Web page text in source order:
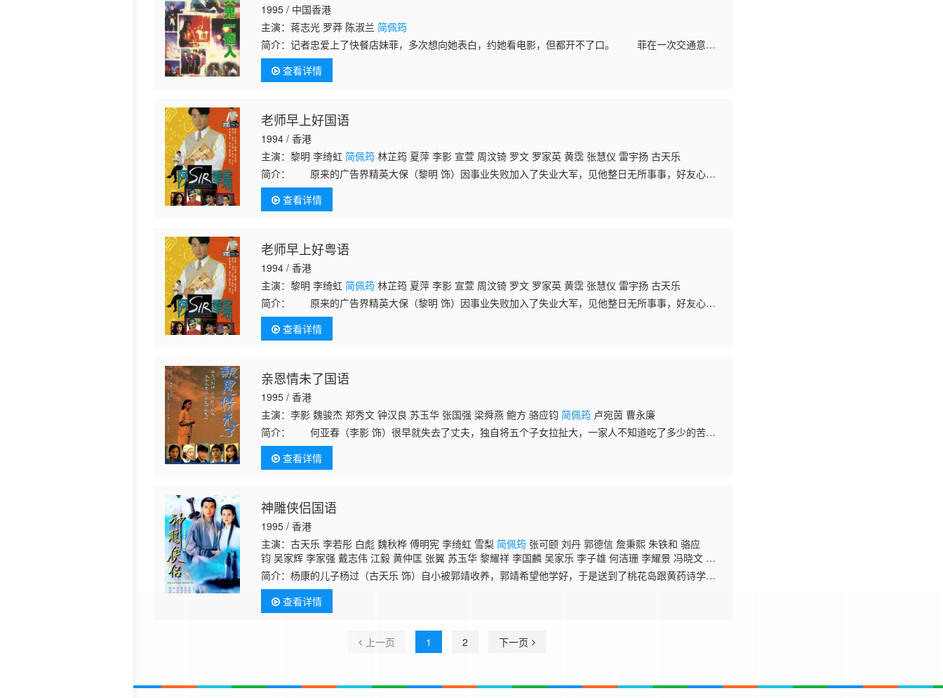
1995 / 中国香港
主演：蒋志光 罗莽 陈淑兰简佩筠
简介：记者忠爱上了快餐店妹菲，多次想向她表白，约她看电影，但都开不了口。 菲在一次交通意外
中死亡，与她一起死的尚有驾的士的前黑社会大哥丧，及刚失恋的wet妹芝。 忠将拍到他们三人死亡的
照片，将之
查看详情
老师早上好国语
1994 / 香港
主演：黎明 李绮虹简佩筠 林芷筠 夏萍 李影 宣萱 周汶锜 罗文 罗家英 黄霑 张慧仪 雷宇扬 古天乐
简介：
原来的广告界精英大保（黎明 饰）因事业失败加入了失业大军，见他整日无所事事，好友心怡
（宣萱 饰）介绍他到一所中学担任代课老师。想想反正闲来无事，大保爽快答应了。学校里青春烂漫的学
生勾起了大保的青春
查看详情
老师早上好粤语
1994 / 香港
主演：黎明 李绮虹简佩筠 林芷筠 夏萍 李影 宣萱 周汶锜 罗文 罗家英 黄霑 张慧仪 雷宇扬 古天乐
简介：
原来的广告界精英大保（黎明 饰）因事业失败加入了失业大军，见他整日无所事事，好友心怡
（宣萱 饰）介绍他到一所中学担任代课老师。想想反正闲来无事，大保爽快答应了。学校里青春烂漫的学
生勾起了大保的青春
查看详情
亲恩情未了国语
1995 / 香港
主演：李影 魏骏杰 郑秀文 钟汉良 苏玉华 张国强 梁舜燕 鲍方 骆应钧简佩筠 卢宛茵 曹永廉
简介：
何亚春（李影 饰）很早就失去了丈夫，独自将五个子女拉扯大，一家人不知道吃了多少的苦
头，受了多少的委屈。拮据的经济迫使何亚春在牌馆出千，被抓后逃亡菲律宾，之后又遭奸人嫁祸，背负
上了杀人的罪名锒铛入狱
查看详情
神雕侠侣国语
1995 / 香港
主演：古天乐 李若彤 白彪 魏秋桦 傅明宪 李绮虹 雪梨简佩筠 张可颐 刘丹 郭德信 詹秉熙 朱铁和 骆应
钧 吴家辉 李家强 戴志伟 江毅 黄仲匡 张翼 苏玉华 黎耀祥 李国麟 吴家乐 李子雄 何洁珊 李耀景 冯晓文 刘
江 李丽丽 陈启泰 蔡云霞 李桂英 黄智贤 温文英 刘家辉 冯素波 骏雄 李子奇 关菁 张鸿昌 罗兰 张延 黎汉
持 马海伦 蔡国庆 鲁振顺 焦雄 麦子云 陈狄克 廖丽丽 陈安莹 虞天伟 博君 游飙 吕剑光 孙季卿 区岳 罗君
左 戴少民 邓汝超 伍文生 汤俊明 张宏伟 薛纯基 何金灵 简文达 谭
简介：杨康的儿子杨过（古天乐 饰）自小被郭靖收养，郭靖希望他学好，于是送到了桃花岛跟黄药诗学
习。杨过在桃花岛上整日被郭芙和大、小武欺负，一气之下独自出走了。杨过被古墓派的小龙女（李若彤
饰）收留，认她作姑姑
查看详情
上一页 1 2 下一页